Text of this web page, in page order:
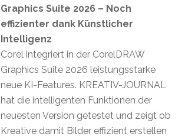
Graphics Suite 2026 – Noch
effizienter dank Künstlicher
Intelligenz
Corel integriert in der CorelDRAW
Graphics Suite 2026 leistungsstarke
neue KI-Features. KREATIV-JOURNAL
hat die intelligenten Funktionen der
neuesten Version getestet und zeigt ob
Kreative damit Bilder effizient erstellen